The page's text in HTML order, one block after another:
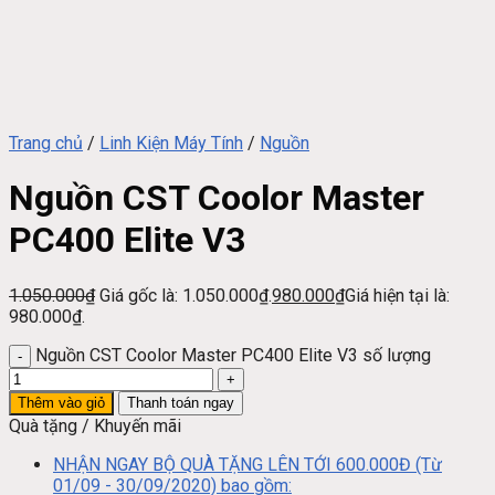
Trang chủ / Linh Kiện Máy Tính / Nguồn
Nguồn CST Coolor Master
PC400 Elite V3
1.050.000₫ Giá gốc là: 1.050.000₫.980.000₫Giá hiện tại là:
980.000₫.
Nguồn CST Coolor Master PC400 Elite V3 số lượng
Thêm vào giỏ Thanh toán ngay
Quà tặng / Khuyến mãi
NHẬN NGAY BỘ QUÀ TẶNG LÊN TỚI 600.000Đ (Từ
01/09 - 30/09/2020) bao gồm: